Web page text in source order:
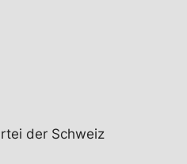
der Schweiz